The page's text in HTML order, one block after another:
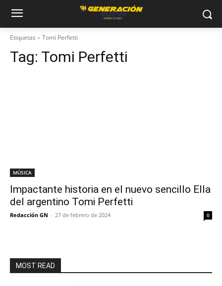
Etiquetas Tomi Perfetti
Tag: Tomi Perfetti
MÚSICA
Impactante historia en el nuevo sencillo Ella
del argentino Tomi Perfetti
Redacción GN - 27 de febrero de 2024 0
MOST READ